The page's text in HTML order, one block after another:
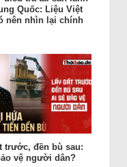
Quốc: Liệu Việt
nên nhìn lại chính
trước, đền bù sau:
vệ người dân?